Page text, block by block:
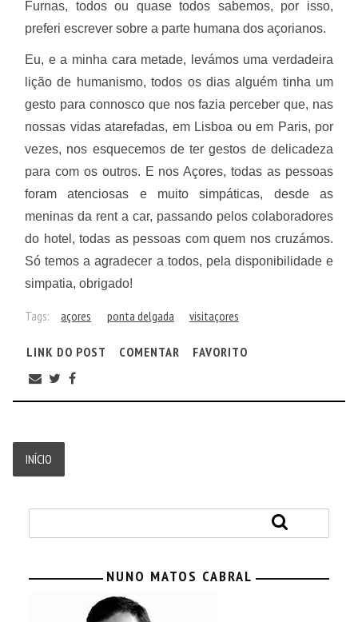
Furnas, todos ou quase todos sabemos, por isso,
preferi escrever sobre a parte humana dos açorianos.
Eu, e a minha cara metade, levámos uma verdadeira
lição de humanismo, todos os dias alguém tinha um
gesto para connosco que nos fazia perceber que, nas
nossas vidas atarefadas, em Lisboa ou em Paris, por
vezes, nos esquecemos de ter gestos de delicadeza
para com os outros. E nos Açores, todas as pessoas
foram atenciosas e muito simpáticas, desde as
meninas da rent a car, passando pelos colaboradores
do hotel, todas as pessoas com quem nos cruzámos.
Só temos a agradecer a todos, pela disponibilidade e
simpatia, obrigado!
Tags: açores ponta delgada visitaçores
LINK DO POST COMENTAR FAVORITO
INÍCIO
NUNO MATOS CABRAL